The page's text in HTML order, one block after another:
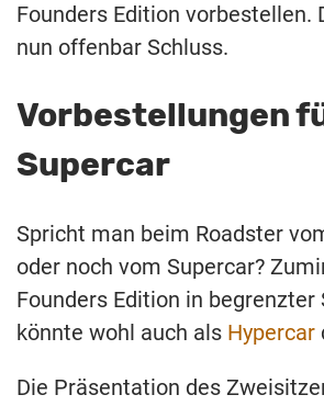
Founders Edition vorbestellen.
nun offenbar Schluss.
Vorbestellungen
Supercar
Spricht man beim Roadster
oder noch vom Supercar?
Founders Edition in begrenzter
könnte wohl auch als Hypercar
Die Präsentation des